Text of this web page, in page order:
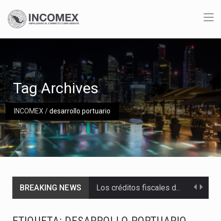
INCOMEX/desarrollo portuario
Tag Archives
BREAKING NEWS